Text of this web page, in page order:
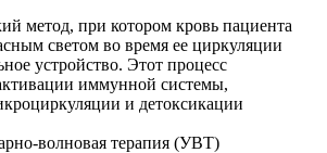
метод, при котором кровь пациента
светом во время ее циркуляции
устройство. Этот процесс
иммунной системы,
и детоксикации
волновая терапия (УВТ)